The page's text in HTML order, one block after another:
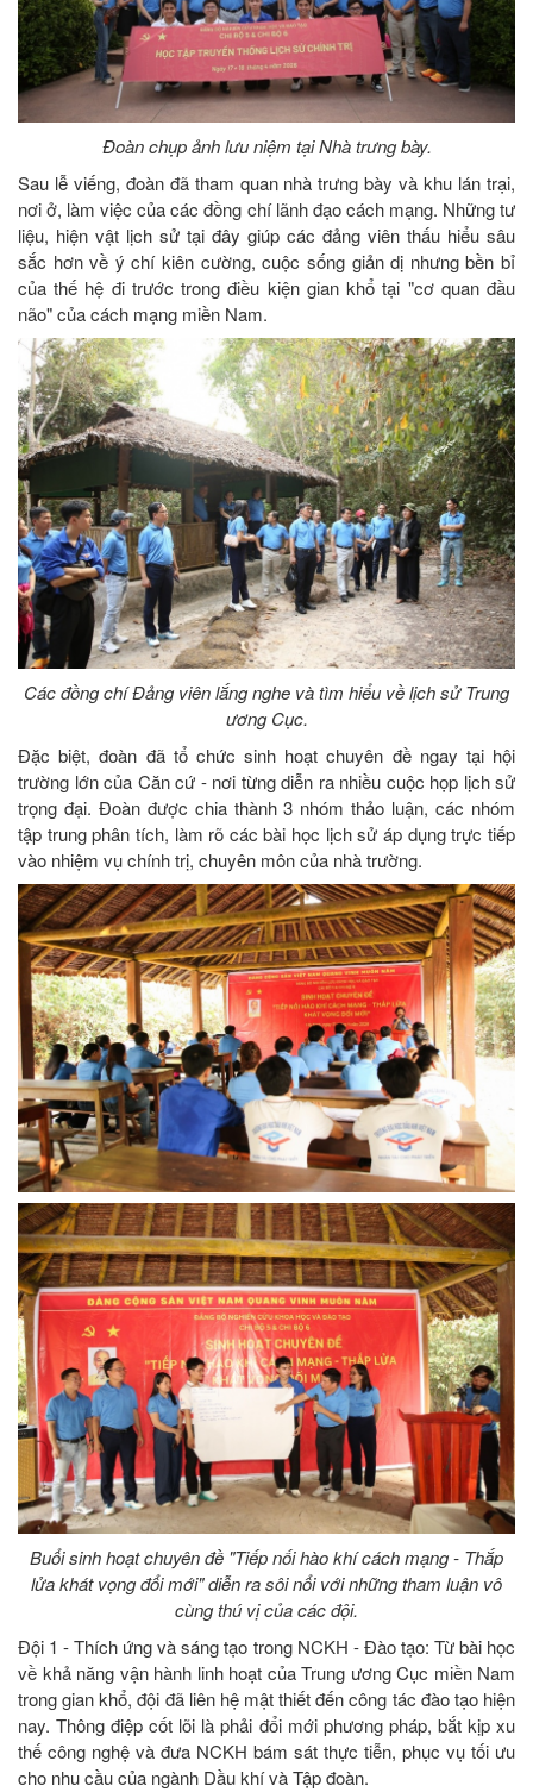
Đoàn chụp ảnh lưu niệm tại Nhà trưng bày.
Sau lễ viếng, đoàn đã tham quan nhà trưng bày và khu lán trại,
nơi ở, làm việc của các đồng chí lãnh đạo cách mạng. Những tư
liệu, hiện vật lịch sử tại đây giúp các đảng viên thấu hiểu sâu
sắc hơn về ý chí kiên cường, cuộc sống giản dị nhưng bền bỉ
của thế hệ đi trước trong điều kiện gian khổ tại "cơ quan đầu
não" của cách mạng miền Nam.
Các đồng chí Đảng viên lắng nghe và tìm hiểu về lịch sử Trung
ương Cục.
Đặc biệt, đoàn đã tổ chức sinh hoạt chuyên đề ngay tại hội
trường lớn của Căn cứ - nơi từng diễn ra nhiều cuộc họp lịch sử
trọng đại. Đoàn được chia thành 3 nhóm thảo luận, các nhóm
tập trung phân tích, làm rõ các bài học lịch sử áp dụng trực tiếp
vào nhiệm vụ chính trị, chuyên môn của nhà trường.
Buổi sinh hoạt chuyên đề "Tiếp nối hào khí cách mạng - Thắp
lửa khát vọng đổi mới" diễn ra sôi nổi với những tham luận vô
cùng thú vị của các đội.
Đội 1 - Thích ứng và sáng tạo trong NCKH - Đào tạo: Từ bài học
về khả năng vận hành linh hoạt của Trung ương Cục miền Nam
trong gian khổ, đội đã liên hệ mật thiết đến công tác đào tạo hiện
nay. Thông điệp cốt lõi là phải đổi mới phương pháp, bắt kịp xu
thế công nghệ và đưa NCKH bám sát thực tiễn, phục vụ tối ưu
cho nhu cầu của ngành Dầu khí và Tập đoàn.